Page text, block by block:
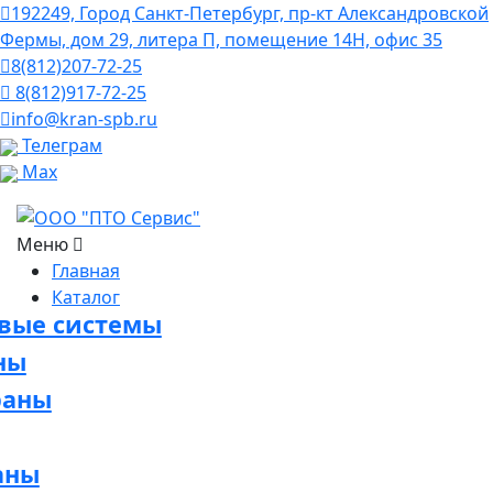
192249, Город Санкт-Петербург, пр-кт Александровской
Фермы, дом 29, литера П, помещение 14Н, офис 35
8(812)207-72-25
8(812)917-72-25
info@kran-spb.ru
Телеграм
Max
Меню
Главная
Каталог
системы